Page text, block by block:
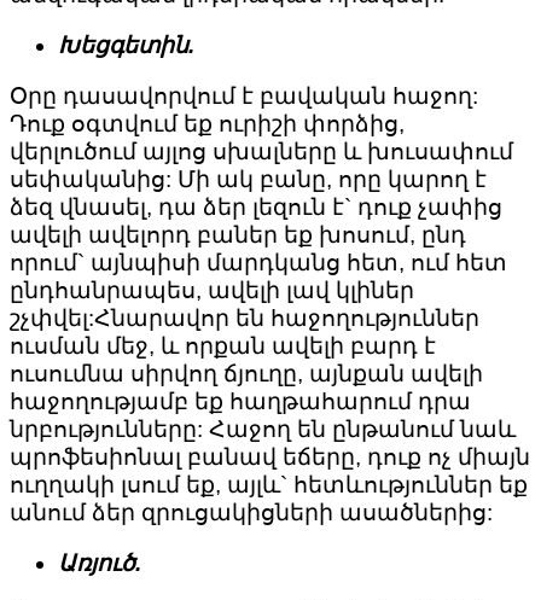
Խեցգետին.
Օրը դասավորվում է բավական հաջող:
Դուք օգտվում եք ուրիշի փորձից,
վերլուծում այլոց սխալները և խուսափում
սեփականից: Մի ակ բանը, որը կարող է
ձեզ վնասել, դա ձեր լեզուն է` դուք չափից
ավելի ավելորդ բաներ եք խոսում, ընդ
որում` այնպիսի մարդկանց հետ, ում հետ
ընդհանրապես, ավելի լավ կլիներ
շչփվել:Հնարավոր են հաջողություններ
ուսման մեջ, և որքան ավելի բարդ է
ուսումնա սիրվող ճյուղը, այնքան ավելի
հաջողությամբ եք հաղթահարում դրա
նրբությունները: Հաջող են ընթանում նաև
պրոֆեսիոնալ բանավ եճերը, դուք ոչ միայն
ուղղակի լսում եք, այլև` հետևություններ եք
անում ձեր զրուցակիցների ասածներից:
Առյուծ.